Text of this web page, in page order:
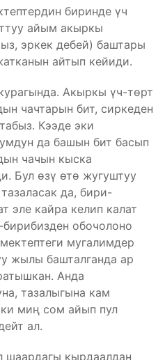
биринде үч
айым акыркы
эркек дебей) баштары
айтып кейиди.
Акыркы үч-төрт
чачтарын бит, сиркеден
Кээде эки
да башын бит басып
чачын кыска
Бул өзү өтө жугуштуу
да, бири-
эле кайра келип калат
обочолоно
мугалимдер
жылы башталганда ар
Анда
тазалыгына кам
миң сом айып пул
ал.
шаардагы кырдаалдан